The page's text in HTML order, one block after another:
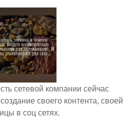
сетевой компании сейчас
своего контента, своей
в соц сетях.